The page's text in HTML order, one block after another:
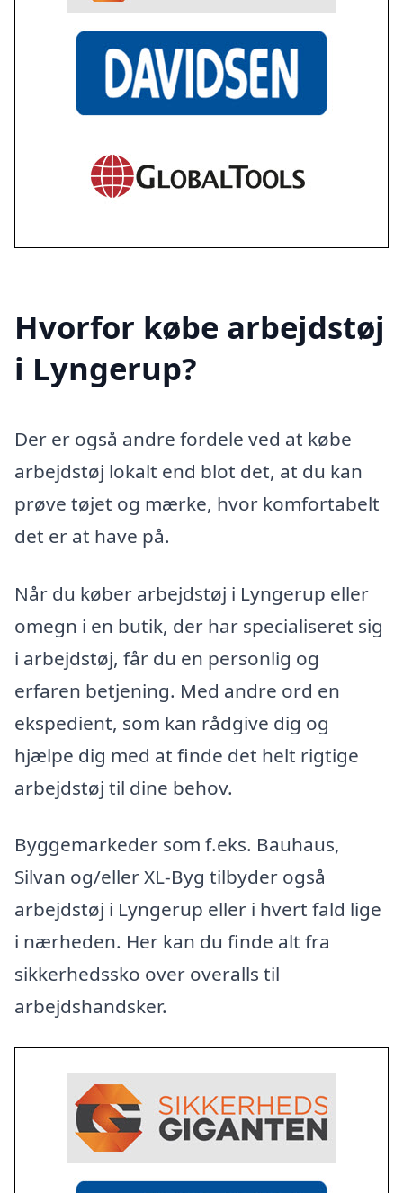
Hvorfor købe arbejdstøj
i Lyngerup?
Der er også andre fordele ved at købe
arbejdstøj lokalt end blot det, at du kan
prøve tøjet og mærke, hvor komfortabelt
det er at have på.
Når du køber arbejdstøj i Lyngerup eller
omegn i en butik, der har specialiseret sig
i arbejdstøj, får du en personlig og
erfaren betjening. Med andre ord en
ekspedient, som kan rådgive dig og
hjælpe dig med at finde det helt rigtige
arbejdstøj til dine behov.
Byggemarkeder som f.eks. Bauhaus,
Silvan og/eller XL-Byg tilbyder også
arbejdstøj i Lyngerup eller i hvert fald lige
i nærheden. Her kan du finde alt fra
sikkerhedssko over overalls til
arbejdshandsker.